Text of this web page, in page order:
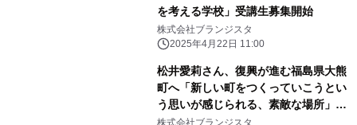
を考える学校」受講生募集開始
株式会社ブランジスタ
2025年4月22日 11:00
松井愛莉さん、復興が進む福島県大熊
町へ「新しい町をつくっていこうとい
う思いが感じられる、素敵な場所」
「月刊 旅色」4月号公開